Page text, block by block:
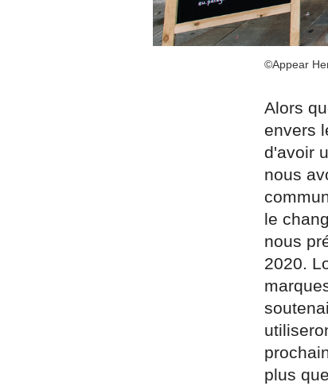
©Appear
Alors
envers
d'avoir
nous
le
nous
2020.
plus